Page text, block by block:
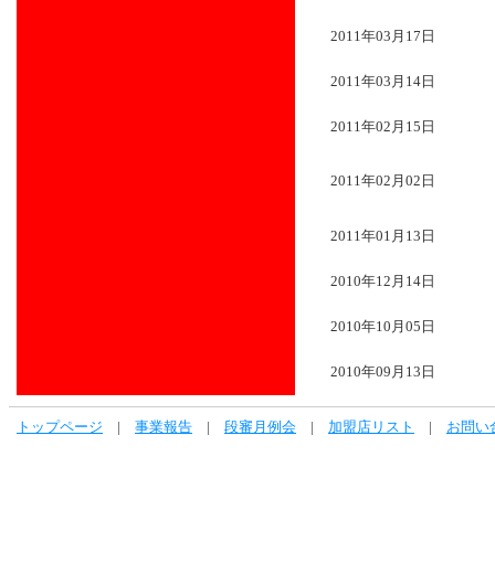
2011年03月17日
2011年03月14日
2011年02月15日
2011年02月02日
2011年01月13日
2010年12月14日
2010年10月05日
2010年09月13日
トップページ 事業報告 段審月例会 加盟店リスト お問い